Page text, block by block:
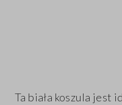
Ta biała koszula jest